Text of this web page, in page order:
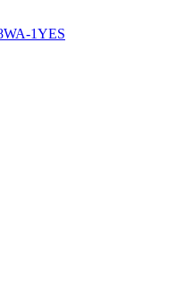
1YES